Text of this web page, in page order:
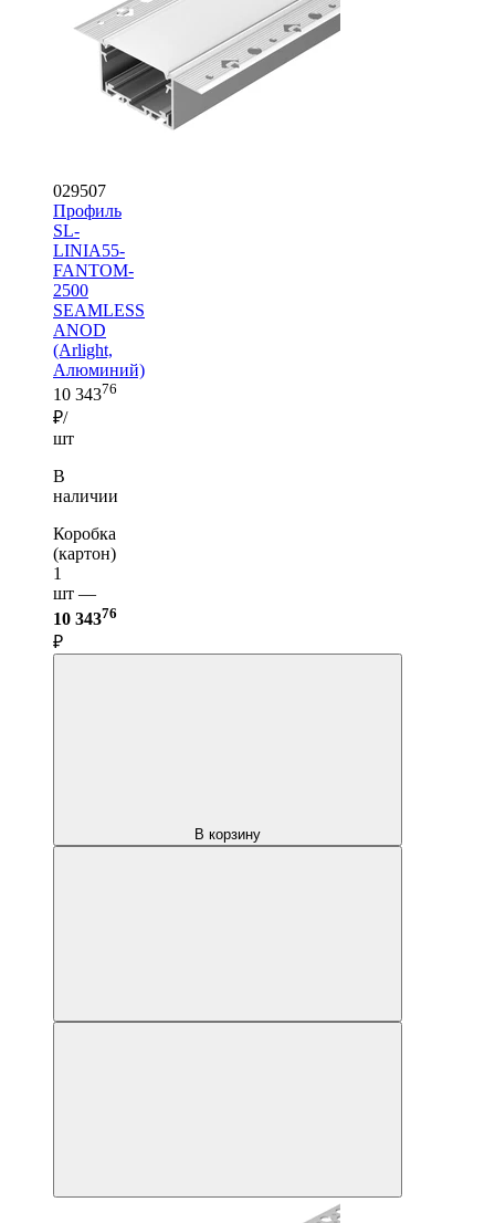
029507
Профиль
SL-
LINIA55-
FANTOM-
2500
SEAMLESS
ANOD
(Arlight,
Алюминий)
10 34376
₽/
шт
В
наличии
Коробка
(картон)
1
шт —
10 34376
₽
В корзину